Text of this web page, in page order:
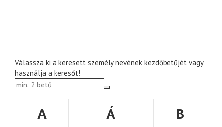
Válassza ki a keresett személy nevének kezdőbetűjét vagy
használja a keresőt!
A Á
B